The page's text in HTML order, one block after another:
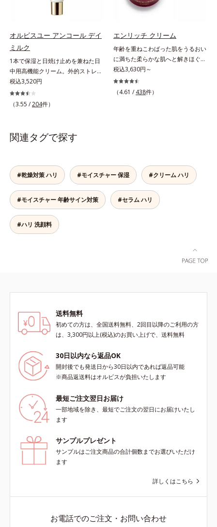
高濃度で配合。角層のバリア機能に
アプローチして肌荒れを防ぎ、肌不
て、独自研究に基づいたアプローチ
(*5)」。肌のうるおいを引き出し・
高めて、ハリ感あふれる肌へと導き
ます。うるおいに満ちたゆらがない
肌をご体感いただくために設計され
た3ステップで、いつも力強く美し
くあり続けるあなたを応援します。
れのこと*3 デクスパンテノール
W*4 2022年5月 Mintel社データベ
べ*5 オトギリソウエキス配合＝肌
にうるおいを与え、うるおいに満ち
たハリツヤ肌へ導く保湿成分
でも油でもない第3の成分、even
wateroil（イーブンワテロイル）を
実現できなかった、“濃密なうるお
つの感触の両立に成功。ごわつく年
齢肌を柔肌に整え、未体験の肌感触
を叶えます。*1 保湿*2 年齢に応じ
たお手入れ *3 D.N.A.＝Daily New
Approach*4 HSP含有酵母エキス＝
オルビスユー アンコール デイ
ミルク
1本で保湿と日焼け止めを兼ねた日
中用高機能クリーム。外的ストレス
(*5)から肌を徹底ガード。諦めかけ
ていたハリ不足、うるおい低下に先
端科学ケア(*1)でアプローチするエ
D.N.A.(*3) ヒビスエキスとHSP（ヒ
ートショックプロテイン）(*4)の合
うるおい低下を感じやすい部位に働
きかけ、ハリ感のある肌へ導きま
す。さらに、水でも油でもない第3
の成分、even wateroil（イーブン
ワテロイル）を配合することによ
り、水でも油でも実現できなかっ
た、“濃密なうるおい感”と“ベタつか
HSP含有酵母エキス＝保湿成分*5
税込3,520円
（3.55 /204件）
エンリッチ クリーム
年齢を重ねこわばった肌をうるおい
に満ちた柔らかな肌へと解きほぐ
す。セラミド配合保湿クリーム。う
るおい続く柔らかな肌へ整える、エ
イジングケア(*1)保湿クリームで
態が続く肌へ整えます。さらに年齢
肌がうるおいとともに失ってしまう
ハリ・弾力に、モイストエンリッチ
コンプレックス(*5）がアプロー
チ。ベタつかずみずみずしい使いご
に応じたお手入れ*2 加水分解コラ
ーゲン*3 加水分解エラスチン*4 角
税込3,630円～
（4.61 / 438件）
関連タグで探す
#乾燥対策 ハリ #モイスチャー 保湿 #クリーム ハリ
#モイスチャー 年齢サイン対策 #セラム ハリ
#ハリ 洗顔料
送料無料
初めての方は、全国送料無料、2回目以降のご利用の方
は、3,300円以上(税込)のお買い上げで、送料無料
30日以内なら返品OK
開封後でも発送日から30日以内であれば返品可能
※商品返送料はオルビスが負担いたします
最短ご注文翌日お届け
一部地域を除き、最短でご注文の翌日にお届けいたし
ます
サンプルプレゼント
サンプルはご注文商品の合計個数までお選びいただけ
ます
詳しくはこちら
お電話でのご注文・お問い合わせ